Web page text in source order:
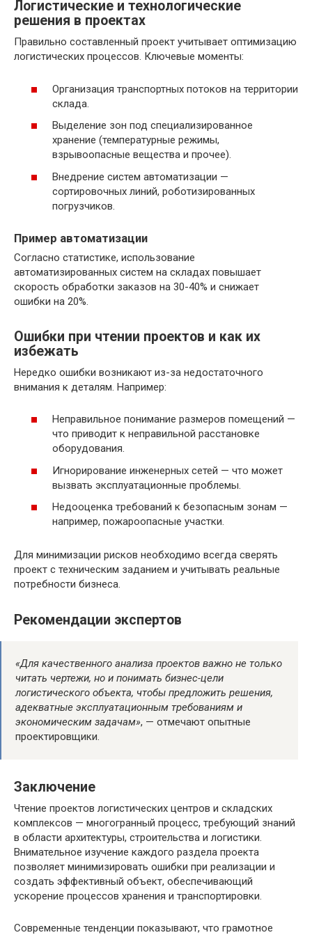
Логистические и технологические
решения в проектах
Правильно составленный проект учитывает оптимизацию
логистических процессов. Ключевые моменты:
Организация транспортных потоков на территории
склада.
Выделение зон под специализированное
хранение (температурные режимы,
взрывоопасные вещества и прочее).
Внедрение систем автоматизации —
сортировочных линий, роботизированных
погрузчиков.
Пример автоматизации
Согласно статистике, использование
автоматизированных систем на складах повышает
скорость обработки заказов на 30-40% и снижает
ошибки на 20%.
Ошибки при чтении проектов и как их
избежать
Нередко ошибки возникают из-за недостаточного
внимания к деталям. Например:
Неправильное понимание размеров помещений —
что приводит к неправильной расстановке
оборудования.
Игнорирование инженерных сетей — что может
вызвать эксплуатационные проблемы.
Недооценка требований к безопасным зонам —
например, пожароопасные участки.
Для минимизации рисков необходимо всегда сверять
проект с техническим заданием и учитывать реальные
потребности бизнеса.
Рекомендации экспертов
«Для качественного анализа проектов важно не только
читать чертежи, но и понимать бизнес-цели
логистического объекта, чтобы предложить решения,
адекватные эксплуатационным требованиям и
экономическим задачам», — отмечают опытные
проектировщики.
Заключение
Чтение проектов логистических центров и складских
комплексов — многогранный процесс, требующий знаний
в области архитектуры, строительства и логистики.
Внимательное изучение каждого раздела проекта
позволяет минимизировать ошибки при реализации и
создать эффективный объект, обеспечивающий
ускорение процессов хранения и транспортировки.
Современные тенденции показывают, что грамотное